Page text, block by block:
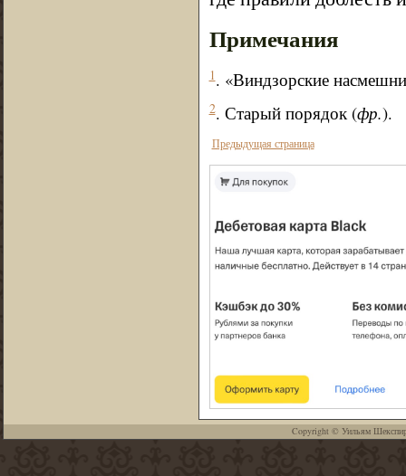
Примечания
1. «Виндзорские
2. Старый порядок (фр.).
Предыдущая страница
Copyright © Уильям